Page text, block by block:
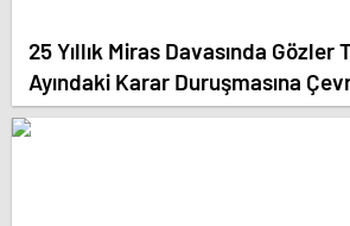
25 Yıllık Miras Davasında Gözler
Ayındaki Karar Duruşmasına